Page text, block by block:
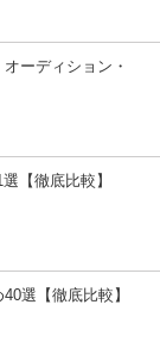
ーディション・
【徹底比較】
選【徹底比較】